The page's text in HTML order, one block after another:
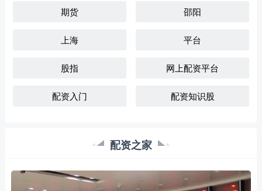
期货 邵阳
上海 平台
股指 网上配资平台
配资入门 配资知识股
配资之家